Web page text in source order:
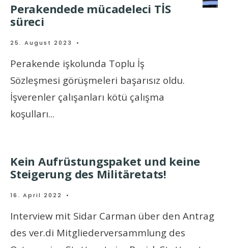
Perakendede mücadeleci TİS
süreci
25. August 2023 •
Perakende işkolunda Toplu İş
Sözleşmesi görüşmeleri başarısız oldu.
İşverenler çalışanları kötü çalışma
koşulları...
Kein Aufrüstungspaket und keine
Steigerung des Militäretats!
16. April 2022 •
Interview mit Sidar Carman über den Antrag
des ver.di Mitgliederversammlung des